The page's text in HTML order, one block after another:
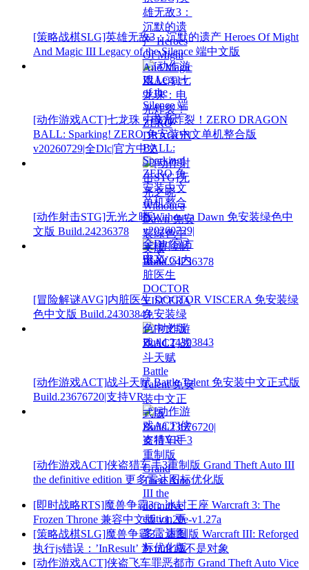
[策略战棋SLG]英雄无敌3：沉默的遗产 Heroes Of Might
And Magic III Legacy of the Silence 端中文版
[动作游戏ACT]七龙珠：电光炸裂！ZERO DRAGON
BALL: Sparking! ZERO 免安装中文单机整合版
v20260729|全Dlc|官方中文
[动作射击STG]无光之晓 Without a Dawn 免安装绿色中
文版 Build.24236378
[冒险解谜AVG]内脏医生 DOCTOR VISCERA 免安装绿
色中文版 Build.24303843
[动作游戏ACT]战斗天赋 Battle Talent 免安装中文正式版
Build.23676720|支持VR
[动作游戏ACT]侠盗猎车手3重制版 Grand Theft Auto III
the definitive edition 更多雷达图标优化版
[即时战略RTS]魔兽争霸3：冰封王座 Warcraft 3: The
Frozen Throne 兼容中文版 v1.20e-v1.27a
[策略战棋SLG]魔兽争霸3：重制版 Warcraft III: Reforged
执行js错误：’InResult’ 为 null 或不是对象
[动作游戏ACT]侠盗飞车罪恶都市 Grand Theft Auto Vice